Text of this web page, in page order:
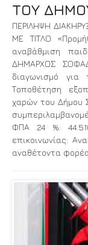
ΤΟΥ
ΠΕΡΙΛΗΨΗ
ΜΕ ΤΙΤΛΟ
αναβάθμιση
ΔΗΜΑΡΧΟΣ
διαγωνισμό για
Τοποθέτηση
χαρών του Δήμου
ΦΠΑ 24 %:
επικοινωνίας:
αναθέτοντα